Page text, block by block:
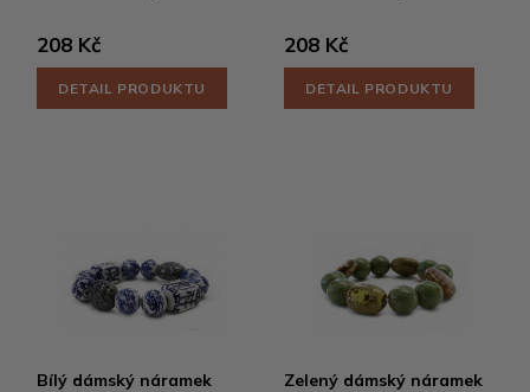
208 Kč
DETAIL PRODUKTU
208 Kč
DETAIL PRODUKTU
Bílý dámský náramek
Zelený dámský náramek